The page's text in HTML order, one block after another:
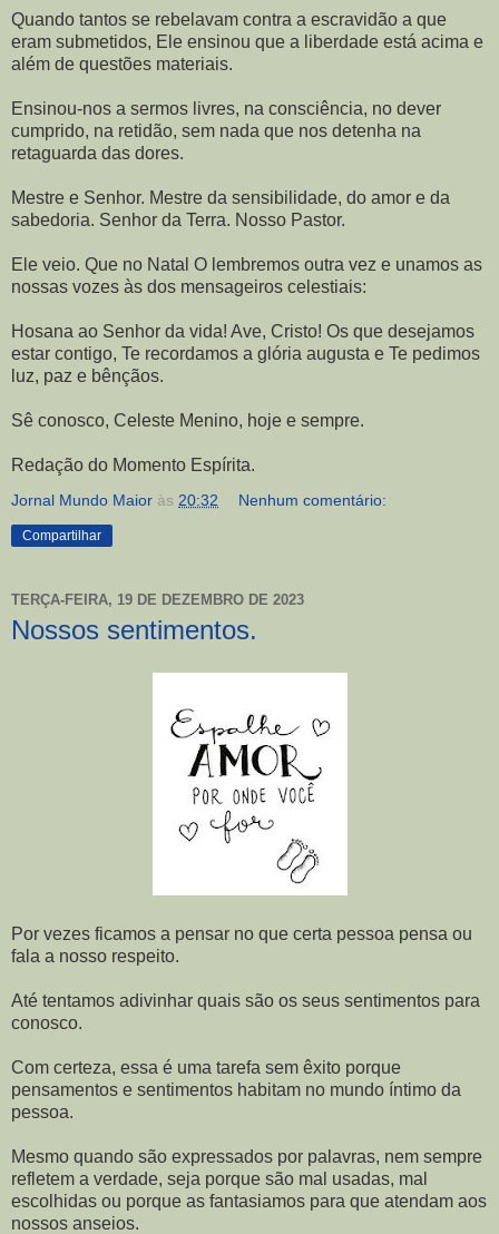
Quando tantos se rebelavam contra a escravidão a que
eram submetidos, Ele ensinou que a liberdade está acima e
além de questões materiais.
Ensinou-nos a sermos livres, na consciência, no dever
cumprido, na retidão, sem nada que nos detenha na
retaguarda das dores.
Mestre e Senhor. Mestre da sensibilidade, do amor e da
sabedoria. Senhor da Terra. Nosso Pastor.
Ele veio. Que no Natal O lembremos outra vez e unamos as
nossas vozes às dos mensageiros celestiais:
Hosana ao Senhor da vida! Ave, Cristo! Os que desejamos
estar contigo, Te recordamos a glória augusta e Te pedimos
luz, paz e bênçãos.
Sê conosco, Celeste Menino, hoje e sempre.
Redação do Momento Espírita.
Jornal Mundo Maior às 20:32 Nenhum comentário:
Compartilhar
TERÇA-FEIRA, 19 DE DEZEMBRO DE 2023
Nossos sentimentos.
Por vezes ficamos a pensar no que certa pessoa pensa ou
fala a nosso respeito.
Até tentamos adivinhar quais são os seus sentimentos para
conosco.
Com certeza, essa é uma tarefa sem êxito porque
pensamentos e sentimentos habitam no mundo íntimo da
pessoa.
Mesmo quando são expressados por palavras, nem sempre
refletem a verdade, seja porque são mal usadas, mal
escolhidas ou porque as fantasiamos para que atendam aos
nossos anseios.